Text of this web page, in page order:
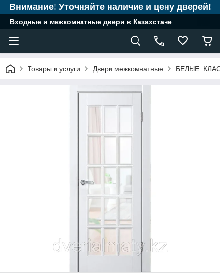
Внимание! Уточняйте наличие и цену дверей!
Входные и межкомнатные двери в Казахстане
Товары и услуги Двери межкомнатные БЕЛЫЕ.